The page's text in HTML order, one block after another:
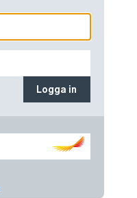
Logga in